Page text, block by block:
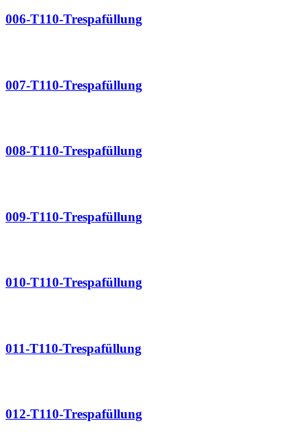
006-T110-Trespafüllung
007-T110-Trespafüllung
008-T110-Trespafüllung
009-T110-Trespafüllung
010-T110-Trespafüllung
011-T110-Trespafüllung
012-T110-Trespafüllung